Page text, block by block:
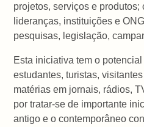
projetos, serviços e
lideranças, instituições e
pesquisas, legislação,
Esta iniciativa tem o
estudantes, turistas,
matérias em jornais, rádios,
por tratar-se de importante
antigo e o contemporâneo